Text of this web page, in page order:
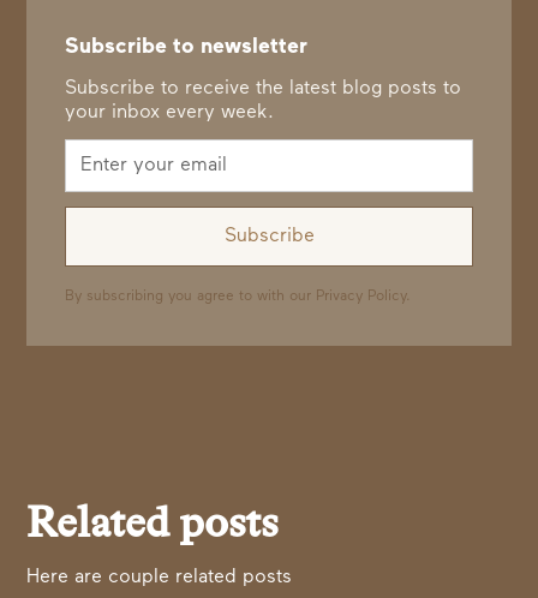
Subscribe to newsletter
Subscribe to receive the latest blog posts to
your inbox every week.
By subscribing you agree to with our Privacy Policy.
Related posts
Here are couple related posts